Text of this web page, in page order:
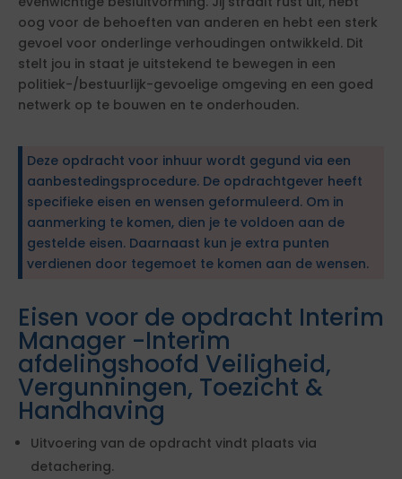
oog voor de behoeften van anderen en hebt een sterk
gevoel voor onderlinge verhoudingen ontwikkeld. Dit
stelt jou in staat je uitstekend te bewegen in een
politiek-/bestuurlijk-gevoelige omgeving en een goed
netwerk op te bouwen en te onderhouden.
Deze opdracht voor inhuur wordt gegund via een
aanbestedingsprocedure. De opdrachtgever heeft
specifieke eisen en wensen geformuleerd. Om in
aanmerking te komen, dien je te voldoen aan de
gestelde eisen. Daarnaast kun je extra punten
verdienen door tegemoet te komen aan de wensen.
Eisen voor de opdracht Interim
Manager -Interim
afdelingshoofd Veiligheid,
Vergunningen, Toezicht &
Handhaving
Uitvoering van de opdracht vindt plaats via
detachering.